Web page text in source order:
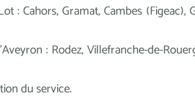
: Cahors, Gramat, Cambes (Figeac),
: Rodez, Villefranche-de-
du service.